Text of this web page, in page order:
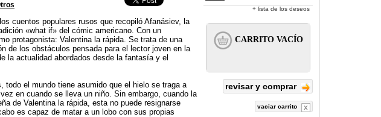
cuentos populares rusos que recopiló Afanásiev, la
«what if» del cómic americano. Con un
protagonista: Valentina la rápida. Se trata de una
de los obstáculos pensada para el lector joven en la
la actualidad abordados desde la fantasía y el
todo el mundo tiene asumido que el hielo se traga a
en cuando se lleva un niño. Sin embargo, cuando la
de Valentina la rápida, esta no puede resignarse
es capaz de matar a un lobo con sus propias
+ lista de los deseos
revisar y comprar
vaciar carrito